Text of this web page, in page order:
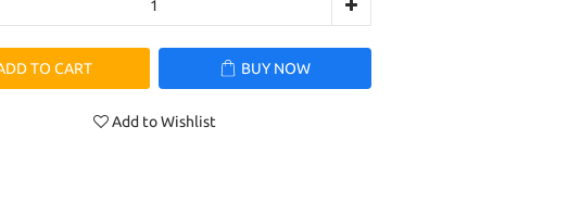
TO CART BUY NOW
Add to Wishlist